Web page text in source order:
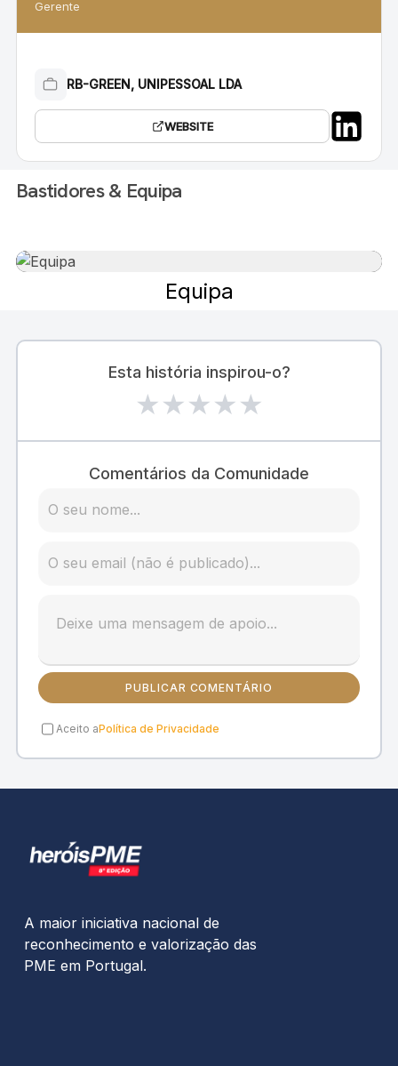
Gerente
RB-GREEN, UNIPESSOAL LDA
WEBSITE
Bastidores & Equipa
Equipa
Esta história inspirou-o?
★★★★★
Comentários da Comunidade
PUBLICAR COMENTÁRIO
Aceito aPolítica de Privacidade
A maior iniciativa nacional de
reconhecimento e valorização das
PME em Portugal.